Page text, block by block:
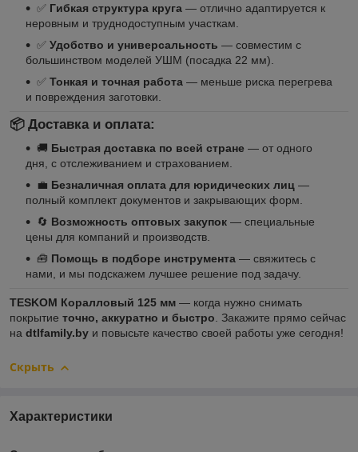
✅ Гибкая структура круга — отлично адаптируется к
неровным и труднодоступным участкам.
✅ Удобство и универсальность — совместим с
большинством моделей УШМ (посадка 22 мм).
✅ Тонкая и точная работа — меньше риска перегрева
и повреждения заготовки.
📦 Доставка и оплата:
🚚 Быстрая доставка по всей стране — от одного
дня, с отслеживанием и страхованием.
💼 Безналичная оплата для юридических лиц —
полный комплект документов и закрывающих форм.
🔄 Возможность оптовых закупок — специальные
цены для компаний и производств.
🧰 Помощь в подборе инструмента — свяжитесь с
нами, и мы подскажем лучшее решение под задачу.
TESKOM Коралловый 125 мм — когда нужно снимать
покрытие точно, аккуратно и быстро. Закажите прямо сейчас
на dtlfamily.by и повысьте качество своей работы уже сегодня!
Скрыть
Характеристики